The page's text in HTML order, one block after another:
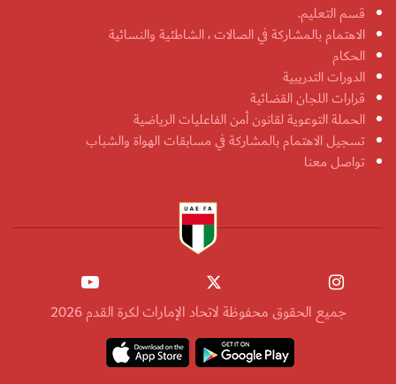
قسم التعليم.
الاهتمام بالمشاركة في الصالات ، الشاطئية والنسائية
الحكام
الدورات التدريبية
قرارات اللجان القضائية
الحملة التوعوية لقانون أمن الفاعليات الرياضية
تسجيل الاهتمام بالمشاركة في مسابقات الهواة والشباب
تواصل معنا
جميع الحقوق محفوظة لاتحاد الإمارات لكرة القدم 2026